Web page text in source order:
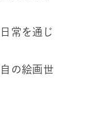
常を通じ
の絵画世